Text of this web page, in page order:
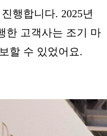
행합니다. 2025년
한 고객사는 조기 마
할 수 있었어요.